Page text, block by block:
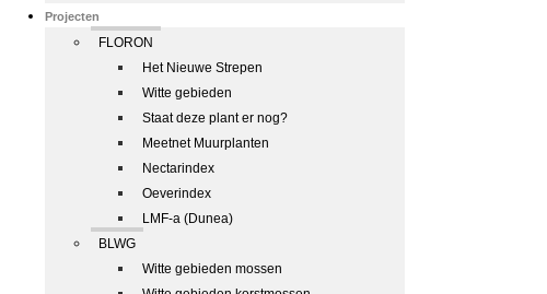
Projecten
FLORON
Het Nieuwe Strepen
Witte gebieden
Staat deze plant er nog?
Meetnet Muurplanten
Nectarindex
Oeverindex
LMF-a (Dunea)
BLWG
Witte gebieden mossen